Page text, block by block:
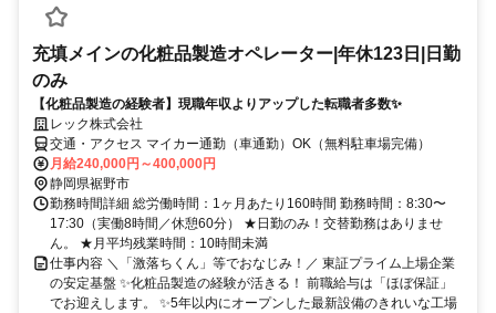
充填メインの化粧品製造オペレーター|年休123日|日勤
のみ
【化粧品製造の経験者】現職年収よりアップした転職者多数✨
レック株式会社
交通・アクセス マイカー通勤（車通勤）OK（無料駐車場完備）
月給240,000円～400,000円
静岡県裾野市
勤務時間詳細 総労働時間：1ヶ月あたり160時間 勤務時間：8:30〜
17:30（実働8時間／休憩60分） ★日勤のみ！交替勤務はありませ
ん。 ★月平均残業時間：10時間未満
仕事内容 ＼「激落ちくん」等でおなじみ！／ 東証プライム上場企業
の安定基盤 ✨化粧品製造の経験が活きる！ 前職給与は「ほぼ保証」
でお迎えします。 ✨5年以内にオープンした最新設備のきれいな工場